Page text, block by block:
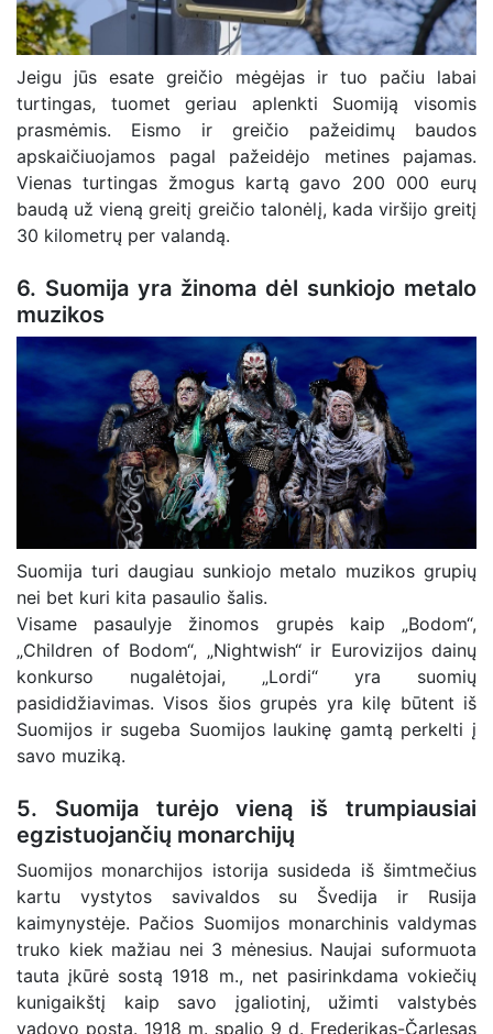
Jeigu jūs esate greičio mėgėjas ir tuo pačiu labai
turtingas, tuomet geriau aplenkti Suomiją visomis
prasmėmis. Eismo ir greičio pažeidimų baudos
apskaičiuojamos pagal pažeidėjo metines pajamas.
Vienas turtingas žmogus kartą gavo 200 000 eurų
baudą už vieną greitį greičio talonėlį, kada viršijo greitį
30 kilometrų per valandą.
6. Suomija yra žinoma dėl sunkiojo metalo
muzikos
Suomija turi daugiau sunkiojo metalo muzikos grupių
nei bet kuri kita pasaulio šalis.
Visame pasaulyje žinomos grupės kaip „Bodom“,
„Children of Bodom“, „Nightwish“ ir Eurovizijos dainų
konkurso nugalėtojai, „Lordi“ yra suomių
pasididžiavimas. Visos šios grupės yra kilę būtent iš
Suomijos ir sugeba Suomijos laukinę gamtą perkelti į
savo muziką.
5. Suomija turėjo vieną iš trumpiausiai
egzistuojančių monarchijų
Suomijos monarchijos istorija susideda iš šimtmečius
kartu vystytos savivaldos su Švedija ir Rusija
kaimynystėje. Pačios Suomijos monarchinis valdymas
truko kiek mažiau nei 3 mėnesius. Naujai suformuota
tauta įkūrė sostą 1918 m., net pasirinkdama vokiečių
kunigaikštį kaip savo įgaliotinį, užimti valstybės
vadovo postą. 1918 m. spalio 9 d. Frederikas-Čarlesas